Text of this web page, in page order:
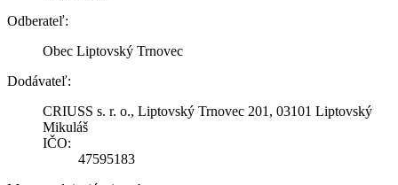
Odberateľ:
Obec Liptovský Trnovec
Dodávateľ:
CRIUSS s. r. o., Liptovský Trnovec 201, 03101 Liptovský
Mikuláš
IČO:
47595183